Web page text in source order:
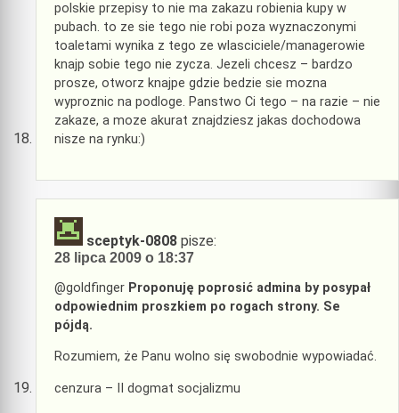
polskie przepisy to nie ma zakazu robienia kupy w
pubach. to ze sie tego nie robi poza wyznaczonymi
toaletami wynika z tego ze wlasciciele/managerowie
knajp sobie tego nie zycza. Jezeli chcesz – bardzo
prosze, otworz knajpe gdzie bedzie sie mozna
wyproznic na podloge. Panstwo Ci tego – na razie – nie
zakaze, a moze akurat znajdziesz jakas dochodowa
nisze na rynku:)
sceptyk-0808 pisze:
28 lipca 2009 o 18:37
@goldfinger Proponuję poprosić admina by posypał
odpowiednim proszkiem po rogach strony. Se
pójdą.
Rozumiem, że Panu wolno się swobodnie wypowiadać.
cenzura – II dogmat socjalizmu